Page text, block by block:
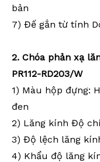
bản
7) Đế gắn từ tính
2. Chóa phản xạ
PR112-RD203/W
1) Màu hộp đựng:
đen
2) Lăng kính Độ
3) Độ lệch lăng
4) Khẩu độ lăng